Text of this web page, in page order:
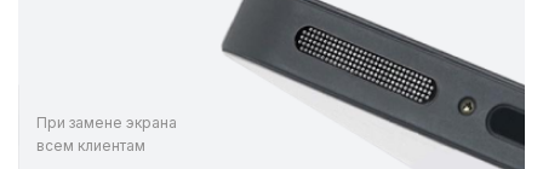
При замене экрана
всем клиентам